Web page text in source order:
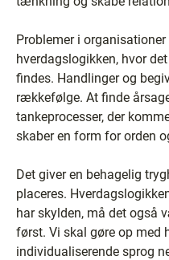
Problemer i
hverdagslogikken, hvor
findes. Handlinger og
rækkefølge. At finde
tankeprocesser, der
skaber en form for orden
Det giver en behagelig
placeres.
har skylden, må det også
først. Vi skal gøre op med
individualiserende sprog